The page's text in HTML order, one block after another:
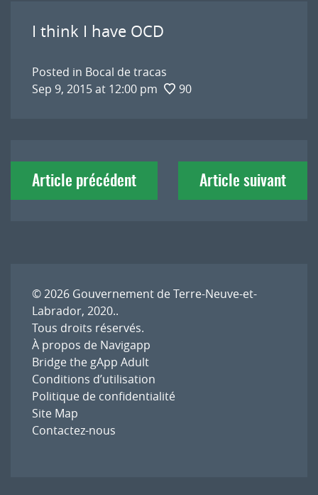
I think I have OCD
Posted in Bocal de tracas
Sep 9, 2015 at 12:00 pm
90
Navigation
deArticle précédent Article suivant
© 2026 Gouvernement de Terre-Neuve-et-
Labrador, 2020..
Tous droits réservés.
À propos de Navigapp
Bridge the gApp Adult
Conditions d’utilisation
Politique de confidentialité
Site Map
Contactez-nous